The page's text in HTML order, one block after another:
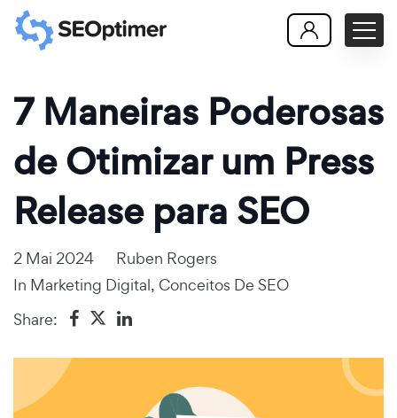
7 Maneiras Poderosas
de Otimizar um Press
Release para SEO
2 Mai 2024
Ruben Rogers
In Marketing Digital, Conceitos De SEO
Share: